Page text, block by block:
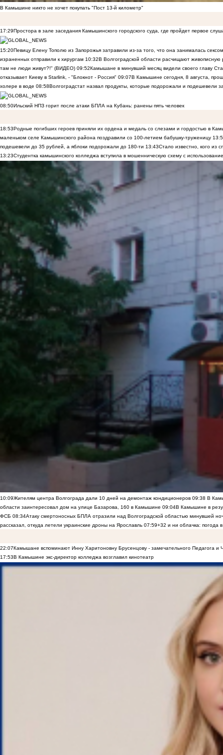
В Камышине никто не хочет покупать "Пост 13-й километр"
17:29Простора в зале заседания Камышинского городского суда, где пройдет первое
15:20Певицу Елену Тополю из Запорожья затравили из-за того, что она занималась
израненных отправили к хирургам 10:32В Волгоградской области расчищают
там не люди живут?!" (ВИДЕО) 09:52Камышане в минувший месяц видели своего главу
отказывает Киеву в Starlink, - "Блокнот - Россия" 09:07В Камышине сегодня, 8 августа,
холере в воде 08:58Волгоградстат назвал продукты, которые подорожали и подешевели
08:50Ильский НПЗ горит после атаки БПЛА на Кубань: ранены пять человек
18:53Родные погибших героев приняли их ордена и медаль со слезами и гордостью в
маленьком селе Камышинского района поздравили со 100-летием бабушку-труженицу
подешевели до 35 рублей, а яблоки подорожали до 180-ти 13:43Стало известно, кого из
13:23Студентка камышинского колледжа вступила в мошенническую схему с
10:09Жителям центра Волгограда дали 10 дней на демонтаж кондиционеров 09:38 В
области заинтересовал дом на улице Базарова, 160 в Камышине 09:04В Камышине в
ФСБ 08:34Атаку смертоносных БПЛА отразили над Волгоградской областью минувшей
рассказал, откуда летели украинские дроны на Ярославль 07:59+32 и ни облачка: погода
22:07Камышане вспоминают Инну Харитоновну Брусенцову - замечательного Педагога и
17:53В Камышине экс-директор колледжа возглавил кинотеатр